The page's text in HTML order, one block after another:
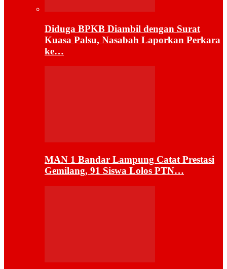
Diduga BPKB Diambil dengan Surat
Kuasa Palsu, Nasabah Laporkan Perkara
ke…
MAN 1 Bandar Lampung Catat Prestasi
Gemilang, 91 Siswa Lolos PTN…